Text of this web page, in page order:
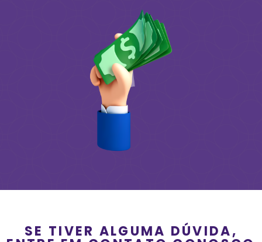
SE TIVER ALGUMA DÚVIDA,
ENTRE EM CONTATO CONOSCO